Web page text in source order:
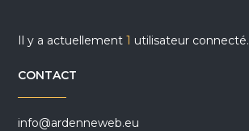
Il y a actuellement1 utilisateur connecté.
CONTACT
info@ardenneweb.eu